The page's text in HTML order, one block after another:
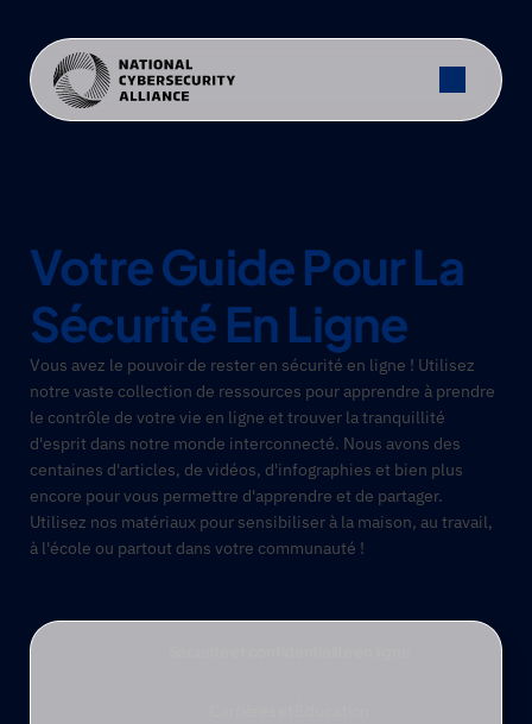
Votre Guide Pour La
Sécurité En Ligne
Vous avez le pouvoir de rester en sécurité en ligne ! Utilisez
notre vaste collection de ressources pour apprendre à prendre
le contrôle de votre vie en ligne et trouver la tranquillité
d'esprit dans notre monde interconnecté. Nous avons des
centaines d'articles, de vidéos, d'infographies et bien plus
encore pour vous permettre d'apprendre et de partager.
Utilisez nos matériaux pour sensibiliser à la maison, au travail,
à l'école ou partout dans votre communauté !